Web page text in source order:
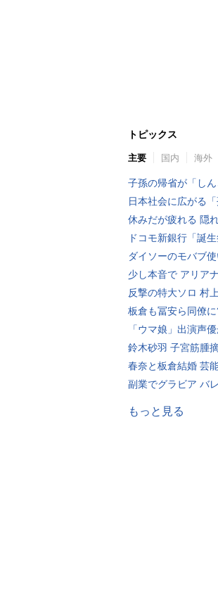
トピックス
主要 国内 海外
子孫の帰省が「し
日本社会に広がる「
休みだが疲れる 隠
ドコモ新銀行「誕
ダイソーのモバブ
少し本音で アリア
反撃の特大ソロ 村
板倉も冨安ら同僚
「ウマ娘」出演声
鈴木砂羽 子宮筋腫
春奈と板倉結婚 芸
副業でグラビア バ
もっと見る